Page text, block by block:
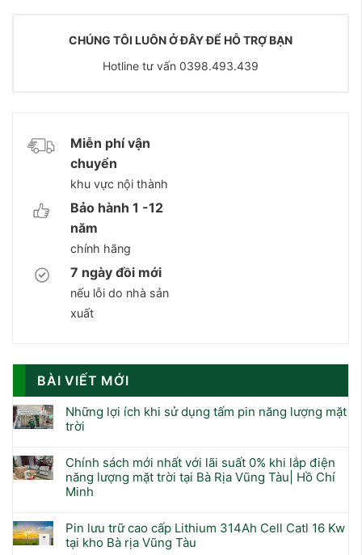
CHÚNG TÔI LUÔN Ở ĐÂY ĐỂ HỖ TRỢ BẠN
Hotline tư vấn 0398.493.439
Miễn phí vận
chuyển
khu vực nội thành
Bảo hành 1 -12
năm
chính hãng
7 ngày đồi mới
nếu lỗi do nhà sản
xuất
BÀI VIẾT MỚI
Những lợi ích khi sử dụng tấm pin năng lượng mặt
trời
Chính sách mới nhất với lãi suất 0% khi lắp điện
năng lượng mặt trời tại Bà Rịa Vũng Tàu| Hồ Chí
Minh
Pin lưu trữ cao cấp Lithium 314Ah Cell Catl 16 Kw
tại kho Bà rịa Vũng Tàu